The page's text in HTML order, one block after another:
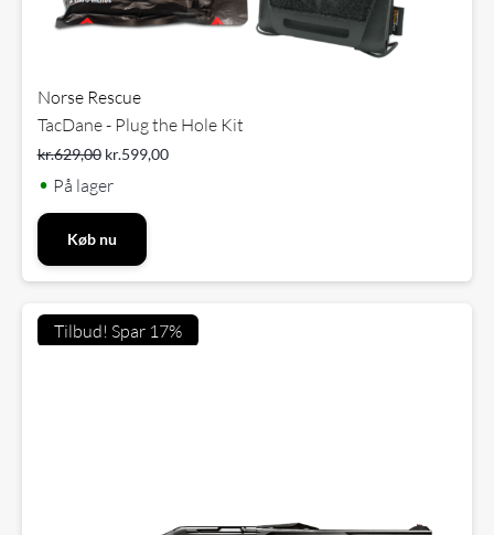
Norse Rescue
TacDane - Plug the Hole Kit
kr.629,00 kr.599,00
• På lager
Køb nu
Tilbud! Spar 17%